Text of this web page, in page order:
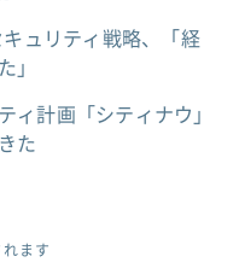
ュリティ戦略、「経
」
ィ計画「シティナウ」
た
ます